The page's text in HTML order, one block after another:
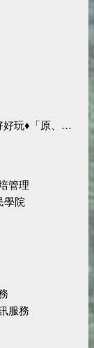
、慢、活」四條遊程推薦
管理
學院
服務